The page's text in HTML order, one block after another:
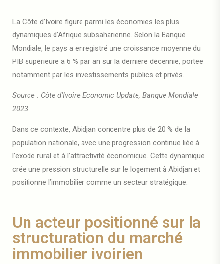
La Côte d’Ivoire figure parmi les économies les plus
dynamiques d’Afrique subsaharienne. Selon la Banque
Mondiale, le pays a enregistré une croissance moyenne du
PIB supérieure à 6 % par an sur la dernière décennie, portée
notamment par les investissements publics et privés.
Source : Côte d’Ivoire Economic Update, Banque Mondiale
2023
Dans ce contexte, Abidjan concentre plus de 20 % de la
population nationale, avec une progression continue liée à
l’exode rural et à l’attractivité économique. Cette dynamique
crée une pression structurelle sur le logement à Abidjan et
positionne l’immobilier comme un secteur stratégique.
Un acteur positionné sur la
structuration du marché
immobilier ivoirien